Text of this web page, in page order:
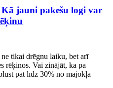
jauni pakešu logi var
tikai drēgnu laiku, bet arī
rēķinos. Vai zinājāt, ka pa
pat līdz 30% no mājokļa